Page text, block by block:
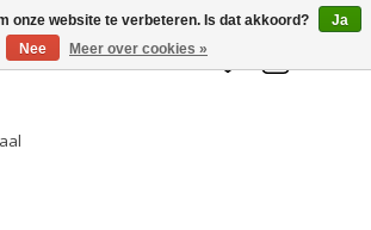
KAT
Verlanglijst
onze website te verbeteren. Is dat akkoord?
Ja
Nee
Meer over cookies »